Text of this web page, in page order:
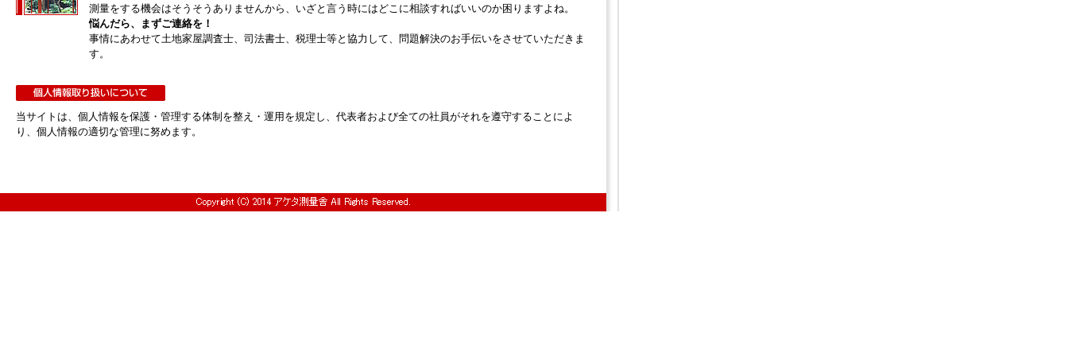
測量をする機会はそうそうありませんから、いざと言う時にはどこに相談すればいいのか困りますよね。
悩んだら、まずご連絡を！
事情にあわせて土地家屋調査士、司法書士、税理士等と協力して、問題解決のお手伝いをさせていただきま
す。
当サイトは、個人情報を保護・管理する体制を整え・運用を規定し、代表者および全ての社員がそれを遵守することによ
り、個人情報の適切な管理に努めます。